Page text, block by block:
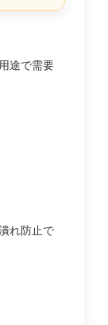
途で需要
れ防止で